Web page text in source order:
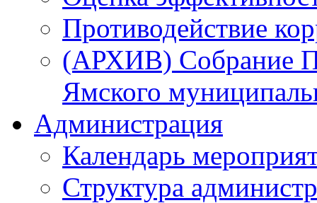
Противодействие
(АРХИВ) Собрание
Ямского
Администрация
Календарь
Структура